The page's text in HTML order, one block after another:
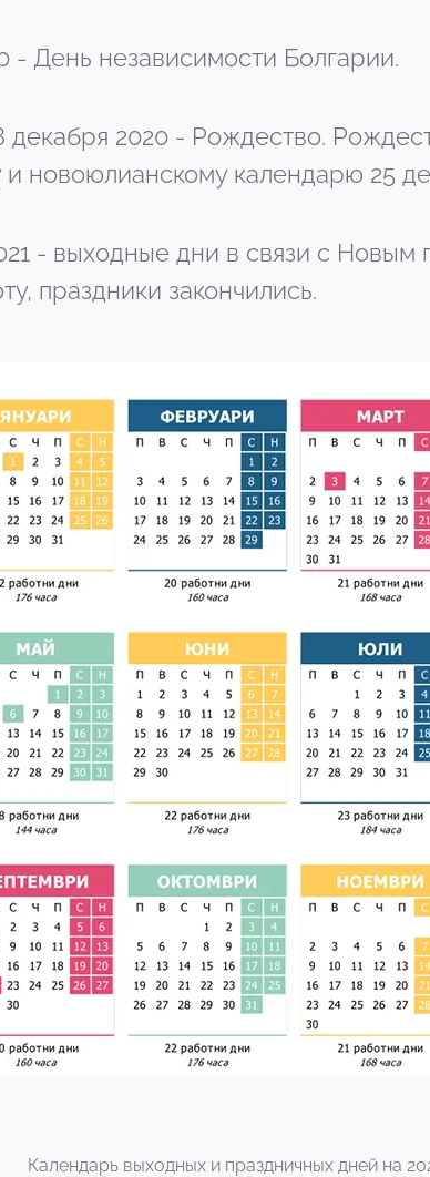
- День независимости Болгарии.
декабря 2020 - Рождество.
и новоюлианскому календарю 25
- выходные дни в связи с Новым
праздники закончились.
Календарь выходных и праздничных дней на